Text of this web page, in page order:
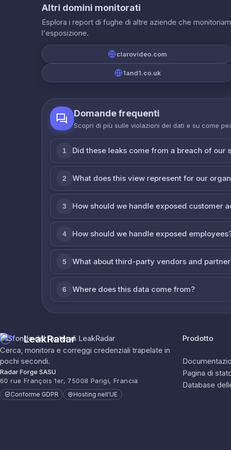
Altri domini monitorati
Esplora i report di fughe di altre aziende che
l'esposizione.
clarovideo.com
1and1.co.uk
Domande frequenti
Scopri di più sulle violazioni dei dati e su come
1 Did these leaks come from a breach of our
2 What does this view represent for our
3 How should we handle exposed customer
4 How should we handle exposed
5 What about third-party vendors and
6 Where does this data come from?
LeakRadar
Cerca, monitora e correggi credenziali trapelate in
pochi secondi.
Radar Forge SASU
60 rue François 1er, 75008 Parigi, Francia
Conforme GDPR Hosting nell'UE
Prodotto
Pagina di
Database